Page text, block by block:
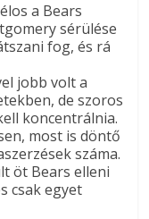
a Bears
sérülése
fog, és rá
jobb volt a
de szoros
koncentrálnia.
most is döntő
száma.
öt Bears elleni
csak egyet